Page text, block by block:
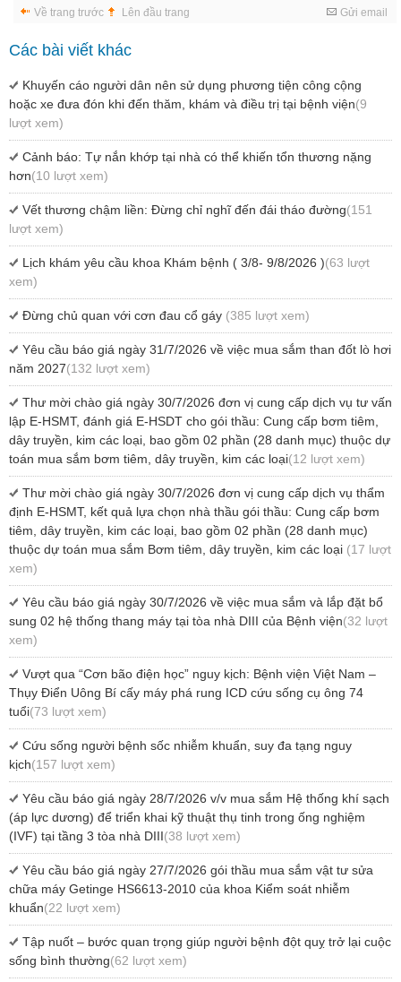
Về trang trước Lên đầu trang Gửi email
Các bài viết khác
Khuyến cáo người dân nên sử dụng phương tiện công cộng
hoặc xe đưa đón khi đến thăm, khám và điều trị tại bệnh viện(9
lượt xem)
Cảnh báo: Tự nắn khớp tại nhà có thể khiến tổn thương nặng
hơn(10 lượt xem)
Vết thương chậm liền: Đừng chỉ nghĩ đến đái tháo đường(151
lượt xem)
Lịch khám yêu cầu khoa Khám bệnh ( 3/8- 9/8/2026 )(63 lượt
xem)
Đừng chủ quan với cơn đau cổ gáy (385 lượt xem)
Yêu cầu báo giá ngày 31/7/2026 về việc mua sắm than đốt lò hơi
năm 2027(132 lượt xem)
Thư mời chào giá ngày 30/7/2026 đơn vị cung cấp dịch vụ tư vấn
lập E-HSMT, đánh giá E-HSDT cho gói thầu: Cung cấp bơm tiêm,
dây truyền, kim các loại, bao gồm 02 phần (28 danh mục) thuộc dự
toán mua sắm bơm tiêm, dây truyền, kim các loại(12 lượt xem)
Thư mời chào giá ngày 30/7/2026 đơn vị cung cấp dịch vụ thẩm
định E-HSMT, kết quả lựa chọn nhà thầu gói thầu: Cung cấp bơm
tiêm, dây truyền, kim các loại, bao gồm 02 phần (28 danh mục)
thuộc dự toán mua sắm Bơm tiêm, dây truyền, kim các loại (17 lượt
xem)
Yêu cầu báo giá ngày 30/7/2026 về việc mua sắm và lắp đặt bổ
sung 02 hệ thống thang máy tại tòa nhà DIII của Bệnh viện(32 lượt
xem)
Vượt qua “Cơn bão điện học” nguy kịch: Bệnh viện Việt Nam –
Thụy Điển Uông Bí cấy máy phá rung ICD cứu sống cụ ông 74
tuổi(73 lượt xem)
Cứu sống người bệnh sốc nhiễm khuẩn, suy đa tạng nguy
kịch(157 lượt xem)
Yêu cầu báo giá ngày 28/7/2026 v/v mua sắm Hệ thống khí sạch
(áp lực dương) để triển khai kỹ thuật thụ tinh trong ống nghiệm
(IVF) tại tầng 3 tòa nhà DIII(38 lượt xem)
Yêu cầu báo giá ngày 27/7/2026 gói thầu mua sắm vật tư sửa
chữa máy Getinge HS6613-2010 của khoa Kiểm soát nhiễm
khuẩn(22 lượt xem)
Tập nuốt – bước quan trọng giúp người bệnh đột quỵ trở lại cuộc
sống bình thường(62 lượt xem)